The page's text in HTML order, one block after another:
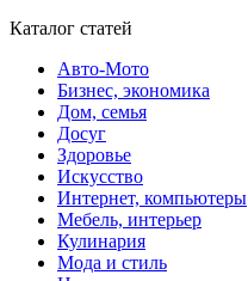
Каталог статей
Авто-Мото
Бизнес, экономика
Дом, семья
Досуг
Здоровье
Искусство
Интернет, компьютеры
Мебель, интерьер
Кулинария
Мода и стиль